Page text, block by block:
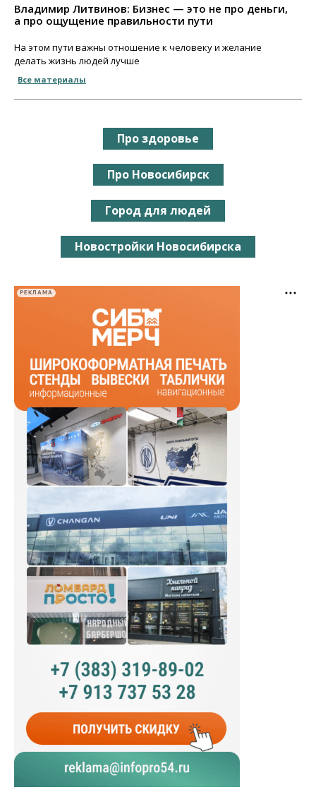
Владимир Литвинов: Бизнес — это не про деньги,
а про ощущение правильности пути
На этом пути важны отношение к человеку и желание
делать жизнь людей лучше
Все материалы
Про здоровье
Про Новосибирск
Город для людей
Новостройки Новосибирска
РЕКЛАМА